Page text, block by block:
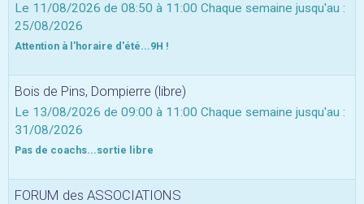
Le 11/08/2026 de 08:50 à 11:00 Chaque semaine jusqu'au :
25/08/2026
Attention à l'horaire d'été...9H !
Bois de Pins, Dompierre (libre)
Le 13/08/2026 de 09:00 à 11:00 Chaque semaine jusqu'au :
31/08/2026
Pas de coachs...sortie libre
FORUM des ASSOCIATIONS